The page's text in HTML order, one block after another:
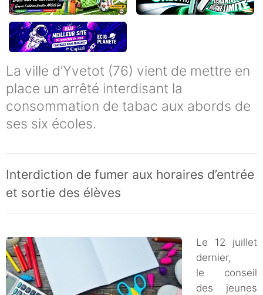
La ville d’Yvetot (76) vient de mettre en
place un arrêté interdisant la
consommation de tabac aux abords de
ses six écoles.
Interdiction de fumer aux horaires d’entrée
et sortie des élèves
Le 12 juillet
dernier,
le conseil
des jeunes